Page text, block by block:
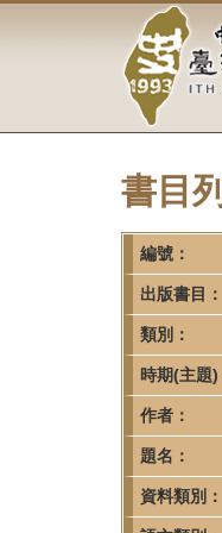
容
中
央
研
究
院-
臺
灣
史
研
究
所-
書目
編號：
出版書目：
類別：
時期(主題)
作者：
題名：
資料類別：